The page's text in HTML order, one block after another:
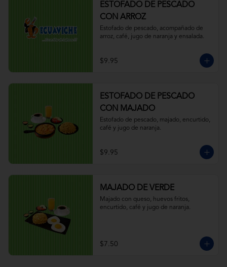
ESTOFADO DE PESCADO
CON ARROZ
Estofado de pescado, acompañado de
arroz, café, jugo de naranja y ensalada.
$9.95
ESTOFADO DE PESCADO
CON MAJADO
Estofado de pescado, majado, encurtido,
café y jugo de naranja.
$9.95
MAJADO DE VERDE
Majado con queso, huevos fritos,
encurtido, café y jugo de naranja.
$7.50